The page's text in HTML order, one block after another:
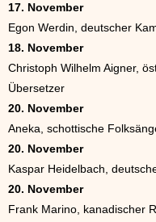
17. November
Egon Werdin, deutscher
18. November
Christoph Wilhelm Aigner,
Übersetzer
20. November
Aneka, schottische
20. November
Kaspar Heidelbach,
20. November
Frank Marino, kanadischer